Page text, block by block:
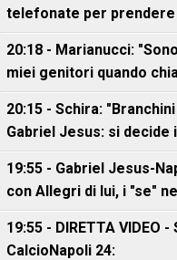
telefonate per
20:18 - Marianucci:
miei genitori quando
20:15 - Schira:
Gabriel Jesus: si
19:55 - Gabriel Jesus-
con Allegri di lui, i "se"
19:55 - DIRETTA VIDEO
CalcioNapoli 24: